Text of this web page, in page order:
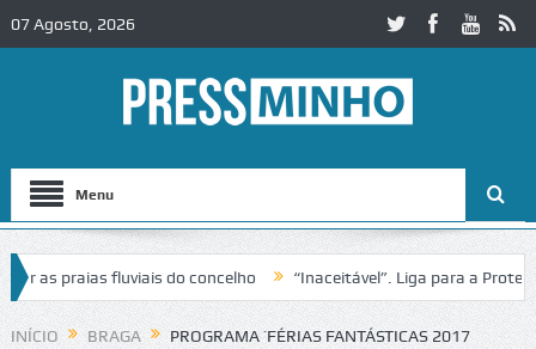
07 Agosto, 2026
Menu
praias fluviais do concelho “Inaceitável”. Liga para a Proteção
INÍCIO BRAGA
PROGRAMA ´FÉRIAS FANTÁSTICAS 2017